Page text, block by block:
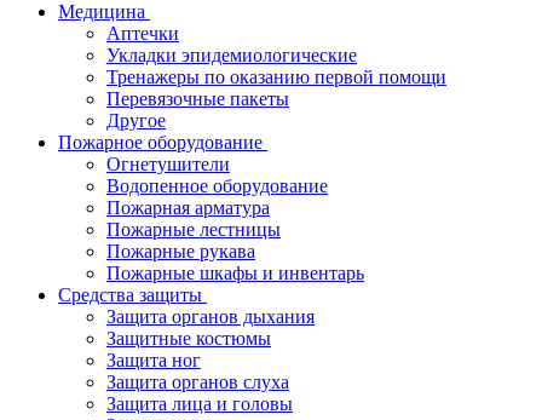
Медицина
Аптечки
Укладки эпидемиологические
Тренажеры по оказанию первой помощи
Перевязочные пакеты
Другое
Пожарное оборудование
Огнетушители
Водопенное оборудование
Пожарная арматура
Пожарные лестницы
Пожарные рукава
Пожарные шкафы и инвентарь
Средства защиты
Защита органов дыхания
Защитные костюмы
Защита ног
Защита органов слуха
Защита лица и головы